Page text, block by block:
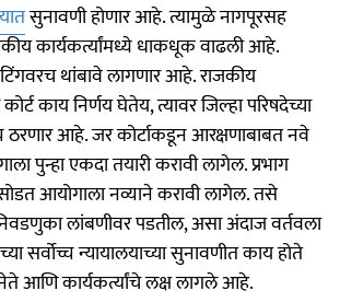
सुनावणी होणार आहे. त्यामुळे नागपूरसह
कार्यकर्त्यांमध्ये धाकधूक वाढली आहे.
थांबावे लागणार आहे. राजकीय
काय निर्णय घेतेय, त्यावर जिल्हा परिषदेच्या
आहे. जर कोर्टाकडून आरक्षणाबाबत नवे
पुन्हा एकदा तयारी करावी लागेल. प्रभाग
आयोगाला नव्याने करावी लागेल. तसे
लांबणीवर पडतील, असा अंदाज वर्तवला
सर्वोच्च न्यायालयाच्या सुनावणीत काय होते
आणि कार्यकर्त्यांचे लक्ष लागले आहे.